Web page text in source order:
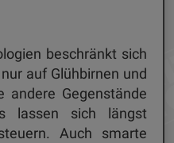
beschränkt sich
auf Glühbirnen und
andere Gegenstände
lassen sich längst
Auch smarte